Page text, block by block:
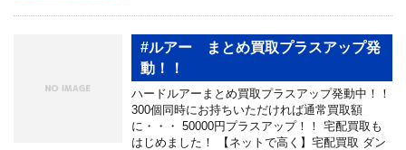
#ルアー まとめ買取プラスアップ発
動！！
ハードルアーまとめ買取プラスアップ発動中！！
300個同時にお持ちいただければ通常買取額
に・・・ 50000円プラスアップ！！ 宅配買取も
はじめました！ 【ネットで高く】宅配買取 ダン